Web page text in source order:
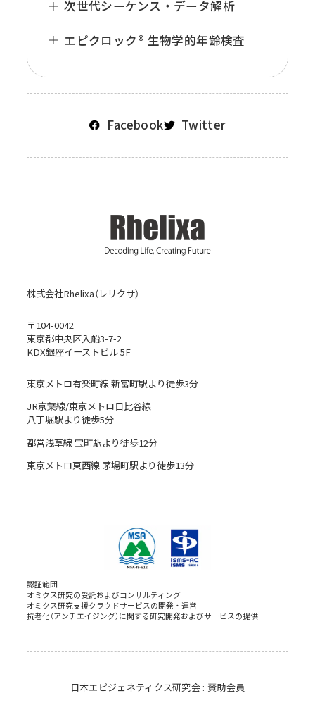
株式会社Rhelixa（レリクサ）
〒104-0042
東京都中央区入船3-7-2
KDX銀座イーストビル 5F
東京メトロ有楽町線 新富町駅より徒歩3分
JR京葉線/東京メトロ日比谷線
八丁堀駅より徒歩5分
都営浅草線 宝町駅より徒歩12分
東京メトロ東西線 茅場町駅より徒歩13分
認証範囲
オミクス研究の受託およびコンサルティング
オミクス研究支援クラウドサービスの開発・運営
抗老化（アンチエイジング）に関する研究開発およびサービスの提供
次世代シーケンス・データ解析
エピクロック® 生物学的年齢検査
Facebook Twitter
日本エピジェネティクス研究会 : 賛助会員